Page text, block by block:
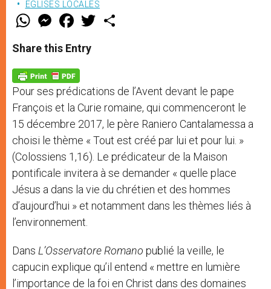
EGLISES LOCALES
W
t
s
p
p
M
e
s
e
g
e
r
F
a
e
b
o
k
w
Share this Entry
Pour ses prédications de l’Avent devant le pape
François et la Curie romaine, qui commenceront le
15 décembre 2017, le père Raniero Cantalamessa a
choisi le thème « Tout est créé par lui et pour lui. »
(Colossiens 1,16). Le prédicateur de la Maison
pontificale invitera à se demander « quelle place
Jésus a dans la vie du chrétien et des hommes
d’aujourd’hui » et notamment dans les thèmes liés à
l’environnement.
Dans L’Osservatore Romano publié la veille, le
capucin explique qu’il entend « mettre en lumière
l’importance de la foi en Christ dans des domaines